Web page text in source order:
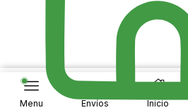
Menu Envíos Inicio